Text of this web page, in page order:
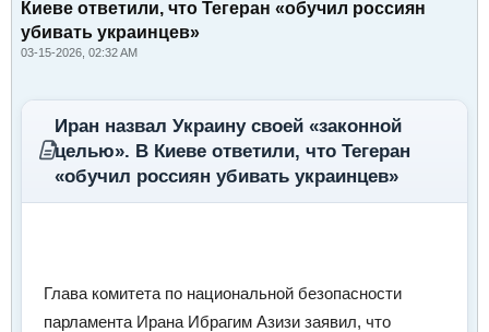
Киеве ответили, что Тегеран «обучил россиян
убивать украинцев»
03-15-2026, 02:32 AM
Иран назвал Украину своей «законной
целью». В Киеве ответили, что Тегеран
«обучил россиян убивать украинцев»
Глава комитета по национальной безопасности
парламента Ирана Ибрагим Азизи заявил, что